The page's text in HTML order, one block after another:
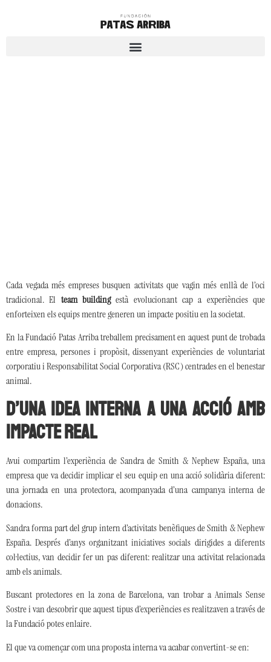
Cada vegada més empreses busquen activitats que vagin més enllà de l’oci
tradicional. El team buildingestà evolucionant cap a experiències que
enforteixen els equips mentre generen un impacte positiu en la societat.
En la Fundació Patas Arriba treballem precisament en aquest punt de trobada
entre empresa, persones i propòsit, dissenyant experiències de voluntariat
corporatiu i Responsabilitat Social Corporativa (RSC) centrades en el benestar
animal.
D’una idea interna a una acció amb
impacte real
Avui compartim l’experiència de Sandra de Smith & Nephew España, una
empresa que va decidir implicar el seu equip en una acció solidària diferent:
una jornada en una protectora, acompanyada d’una campanya interna de
donacions.
Sandra forma part del grup intern d’activitats benèfiques de Smith & Nephew
España. Després d’anys organitzant iniciatives socials dirigides a diferents
col·lectius, van decidir fer un pas diferent: realitzar una activitat relacionada
amb els animals.
Buscant protectores en la zona de Barcelona, van trobar a Animals Sense
Sostre i van descobrir que aquest tipus d’experiències es realitzaven a través de
la Fundació potes enlaire.
El que va començar com una proposta interna va acabar convertint-se en: